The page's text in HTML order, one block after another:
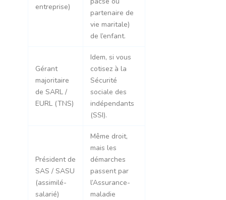
entreprise)
partenaire de
vie maritale)
de l’enfant.
Gérant
majoritaire
de SARL /
EURL (TNS)
Idem, si vous
cotisez à la
Sécurité
sociale des
indépendants
(SSI).
Président de
SAS / SASU
(assimilé-
salarié)
Même droit,
mais les
démarches
passent par
l’Assurance-
maladie